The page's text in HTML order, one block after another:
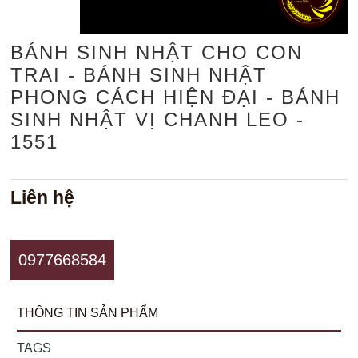
BÁNH SINH NHẬT CHO CON
TRAI - BÁNH SINH NHẬT
PHONG CÁCH HIỆN ĐẠI - BÁNH
SINH NHẬT VỊ CHANH LEO -
1551
Liên hệ
0977668584
THÔNG TIN SẢN PHẨM
TAGS